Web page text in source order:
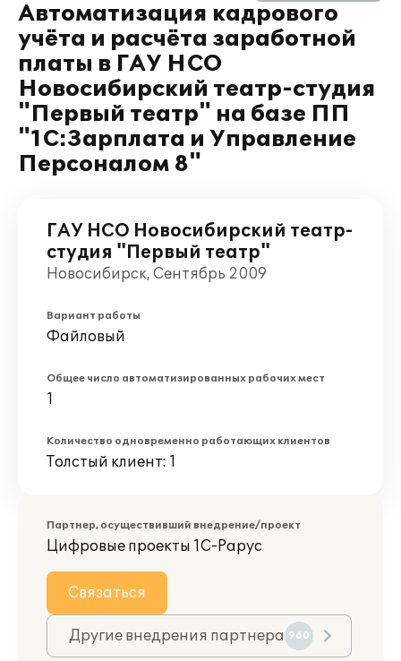
Автоматизация кадрового
учёта и расчёта заработной
платы в ГАУ НСО
Новосибирский театр-студия
"Первый театр" на базе ПП
"1С:Зарплата и Управление
Персоналом 8"
ГАУ НСО Новосибирский театр-
студия "Первый театр"
Новосибирск, Сентябрь 2009
Вариант работы
Файловый
Общее число автоматизированных рабочих мест
1
Количество одновременно работающих клиентов
Толстый клиент: 1
Партнер, осуществивший внедрение/проект
Цифровые проекты 1С-Рарус
Связаться
Другие внедрения партнера 960